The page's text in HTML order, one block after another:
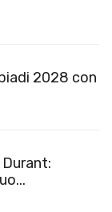
2028 con